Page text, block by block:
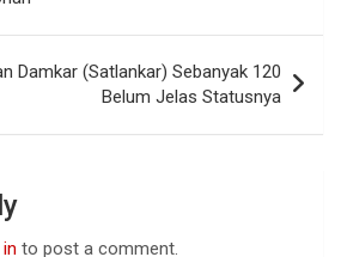
Damkar (Satlankar) Sebanyak 120
Belum Jelas Statusnya
to post a comment.